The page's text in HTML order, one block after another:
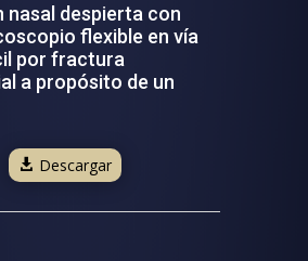
nasal despierta con
flexible en vía
por fractura
a propósito de un
Descargar